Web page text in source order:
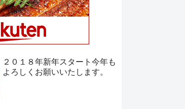
２０１８年新年スタート今年も
よろしくお願いいたします。